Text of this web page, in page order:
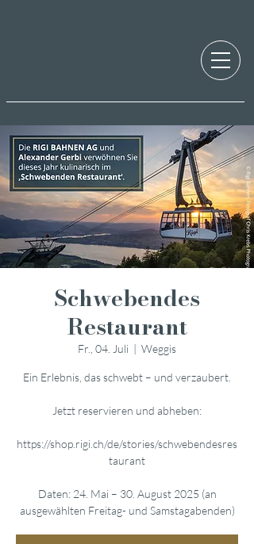
Schwebendes
Restaurant
Fr., 04. Juli
  |
Weggis
Ein Erlebnis, das schwebt – und verzaubert.
Jetzt reservieren und abheben:
https://shop.rigi.ch/de/stories/schwebendesres
taurant
Daten: 24. Mai – 30. August 2025 (an
ausgewählten Freitag- und Samstagabenden)